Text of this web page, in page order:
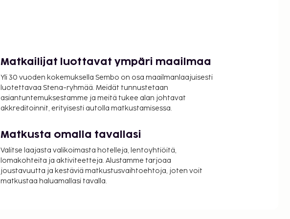
Matkailijat luottavat ympäri maailmaa
Yli 30 vuoden kokemuksella Sembo on osa maailmanlaajuisesti
luotettavaa Stena-ryhmää. Meidät tunnustetaan
asiantuntemuksestamme ja meitä tukee alan johtavat
akkreditoinnit, erityisesti autolla matkustamisessa.
Matkusta omalla tavallasi
Valitse laajasta valikoimasta hotelleja, lentoyhtiöitä,
lomakohteita ja aktiviteetteja. Alustamme tarjoaa
joustavuutta ja kestäviä matkustusvaihtoehtoja, joten voit
matkustaa haluamallasi tavalla.